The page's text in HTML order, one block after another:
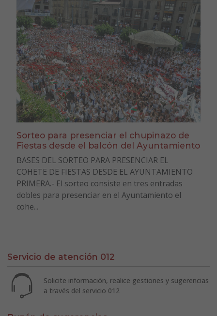
Sorteo para presenciar el chupinazo de
Fiestas desde el balcón del Ayuntamiento
BASES DEL SORTEO PARA PRESENCIAR EL
COHETE DE FIESTAS DESDE EL AYUNTAMIENTO
PRIMERA.- El sorteo consiste en tres entradas
dobles para presenciar en el Ayuntamiento el
cohe...
Servicio de atención 012
Solicite información, realice gestiones y sugerencias
a través del servicio 012